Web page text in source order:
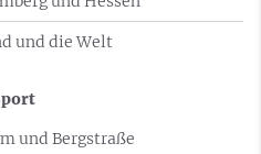
und die Welt
und Bergstraße